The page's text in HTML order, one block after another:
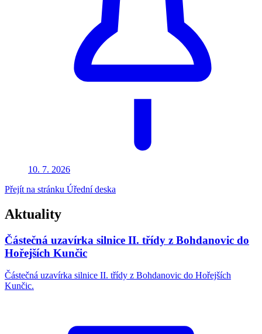
10. 7. 2026
Přejít na stránku Úřední deska
Aktuality
Částečná uzavírka silnice II. třídy z Bohdanovic do
Hořejších Kunčic
Částečná uzavírka silnice II. třídy z Bohdanovic do Hořejších
Kunčic.